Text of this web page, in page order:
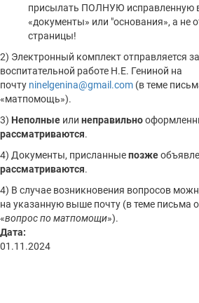
присылать ПОЛНУЮ исправленную
«документы» или "основания», а не
страницы!
2) Электронный комплект отправляется
воспитательной работе Н.Е. Гениной на
почту ninelgenina@gmail.com (в теме
«матпомощь»).
3) Неполные или неправильно
рассматриваются.
4) Документы, присланныепозже
рассматриваются.
4) В случае возникновения вопросов
на указанную выше почту (в теме письма
«вопрос по матпомощи»).
Дата:
01.11.2024